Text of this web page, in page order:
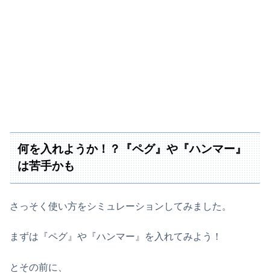
何を入れようか！？『ペグ』や『ハンマー』
は苦手かも
さっそく使い方をシミュレーションしてみました。
まずは『ペグ』や『ハンマー』を入れてみよう！
とその前に、